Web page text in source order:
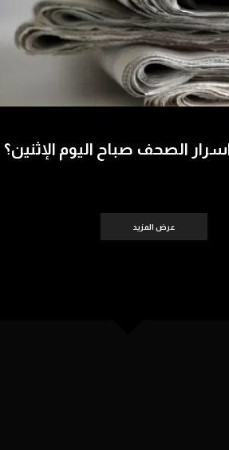
الصحف صباح اليوم الإثنين؟
عرض المزيد